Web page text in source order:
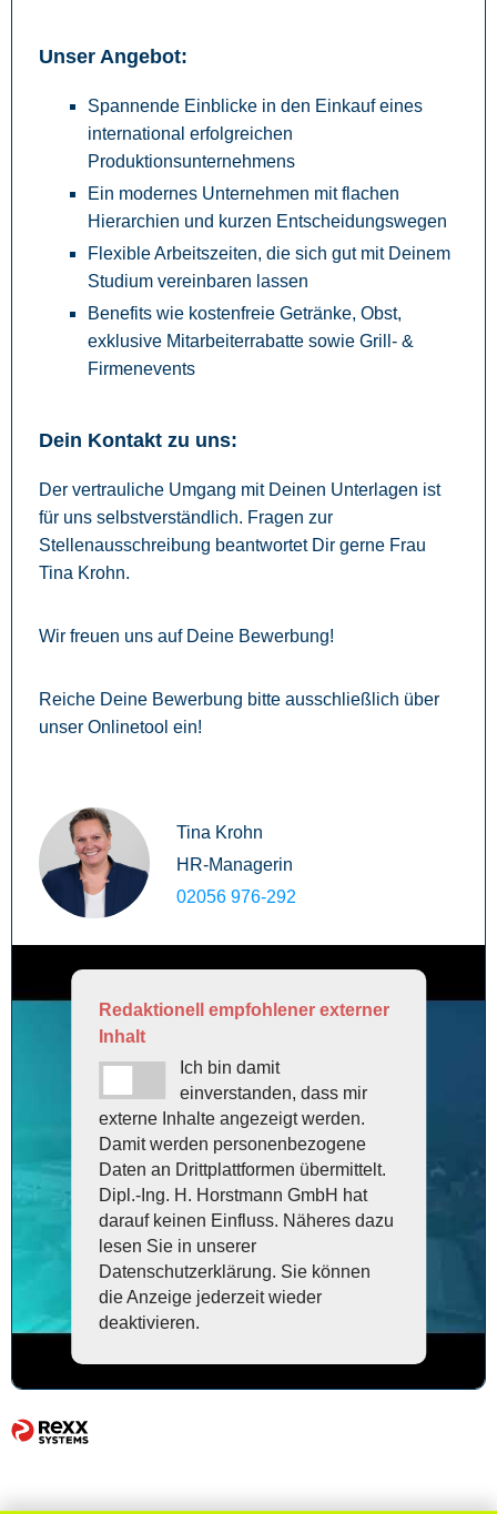
Unser Angebot:
Spannende Einblicke in den Einkauf eines
international erfolgreichen
Produktionsunternehmens
Ein modernes Unternehmen mit flachen
Hierarchien und kurzen Entscheidungswegen
Flexible Arbeitszeiten, die sich gut mit Deinem
Studium vereinbaren lassen
Benefits wie kostenfreie Getränke, Obst,
exklusive Mitarbeiterrabatte sowie Grill- &
Firmenevents
Dein Kontakt zu uns:
Der vertrauliche Umgang mit Deinen Unterlagen ist
für uns selbstverständlich. Fragen zur
Stellenausschreibung beantwortet Dir gerne Frau
Tina Krohn.
Wir freuen uns auf Deine Bewerbung!
Reiche Deine Bewerbung bitte ausschließlich über
unser Onlinetool ein!
Tina Krohn
HR-Managerin
02056 976-292
Redaktionell empfohlener externer
Inhalt
Ich bin damit
einverstanden, dass mir
externe Inhalte angezeigt werden.
Damit werden personenbezogene
Daten an Drittplattformen übermittelt.
Dipl.-Ing. H. Horstmann GmbH hat
darauf keinen Einfluss. Näheres dazu
lesen Sie in unserer
Datenschutzerklärung. Sie können
die Anzeige jederzeit wieder
deaktivieren.